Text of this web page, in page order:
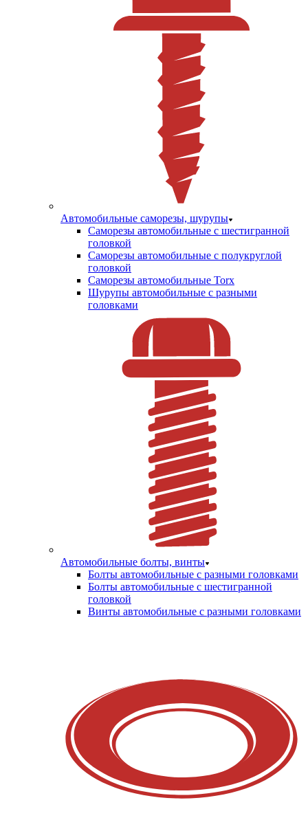
Автомобильные саморезы, шурупы
Саморезы автомобильные с шестигранной
головкой
Саморезы автомобильные с полукруглой
головкой
Саморезы автомобильные Torx
Шурупы автомобильные с разными
головками
Автомобильные болты, винты
Болты автомобильные с разными головками
Болты автомобильные с шестигранной
головкой
Винты автомобильные с разными головками